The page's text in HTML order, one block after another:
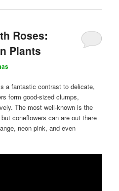
Roses:
Plants
a fantastic contrast to delicate,
form good-sized clumps,
The most well-known is the
coneflowers can are out there
neon pink, and even